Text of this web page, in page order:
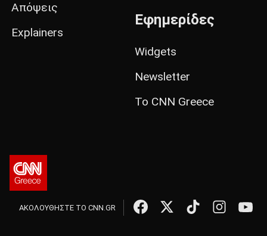
Απόψεις
Explainers
Εφημερίδες
Widgets
Newsletter
Το CNN Greece
ΑΚΟΛΟΥΘΗΣΤΕ ΤΟ CNN.GR